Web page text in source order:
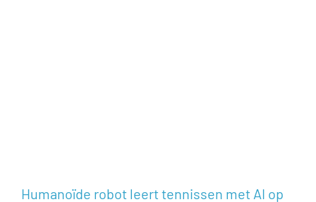
Humanoïde robot leert tennissen met AI op